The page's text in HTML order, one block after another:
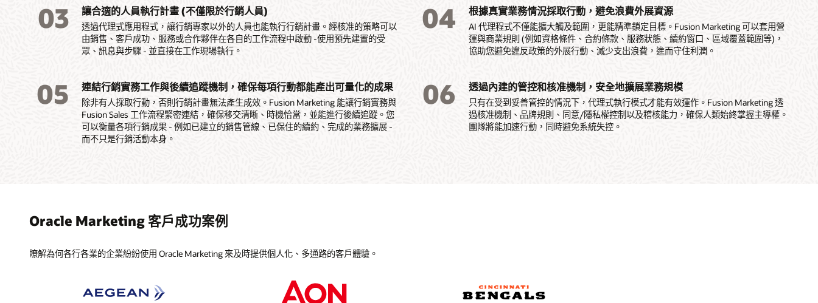
03 讓合適的人員執行計畫 (不僅限於行銷人員)
透過代理式應用程式，讓行銷專家以外的人員也能執行行銷計畫。經核准的策略可以
由銷售、客戶成功、服務或合作夥伴在各自的工作流程中啟動 -使用預先建置的受
眾、訊息與步驟 - 並直接在工作現場執行。
04 根據真實業務情況採取行動，避免浪費外展資源
AI 代理程式不僅能擴大觸及範圍，更能精準鎖定目標。Fusion Marketing 可以套用營
運與商業規則 (例如資格條件、合約條款、服務狀態、續約窗口、區域覆蓋範圍等)，
協助您避免違反政策的外展行動、減少支出浪費，進而守住利潤。
05 連結行銷實務工作與後續追蹤機制，確保每項行動都能產出可量化的成果
除非有人採取行動，否則行銷計畫無法產生成效。Fusion Marketing 能讓行銷實務與
Fusion Sales 工作流程緊密連結，確保移交清晰、時機恰當，並能進行後續追蹤。您
可以衡量各項行銷成果 - 例如已建立的銷售管線、已保住的續約、完成的業務擴展 -
而不只是行銷活動本身。
06 透過內建的管控和核准機制，安全地擴展業務規模
只有在受到妥善管控的情況下，代理式執行模式才能有效運作。Fusion Marketing 透
過核准機制、品牌規則、同意/隱私權控制以及稽核能力，確保人類始終掌握主導權。
團隊將能加速行動，同時避免系統失控。
Oracle Marketing 客戶成功案例
瞭解為何各行各業的企業紛紛使用 Oracle Marketing 來及時提供個人化、多通路的客戶體驗。